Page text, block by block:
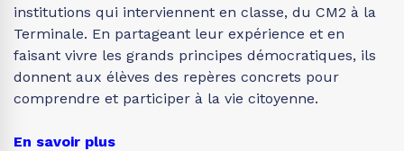
institutions qui interviennent en classe, du CM2 à la
Terminale. En partageant leur expérience et en
faisant vivre les grands principes démocratiques, ils
donnent aux élèves des repères concrets pour
comprendre et participer à la vie citoyenne.
En savoir plus